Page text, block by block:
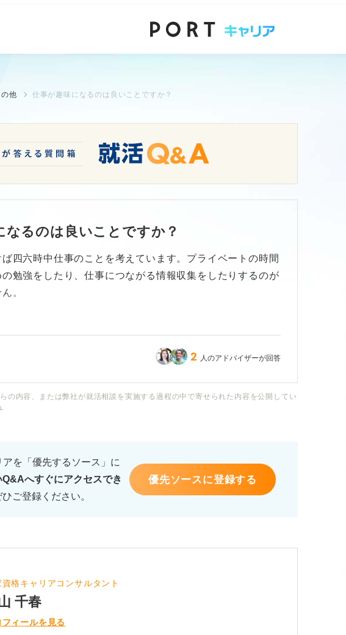
の他 仕事が趣味になるのは良いことですか？
なるのは良いことですか？
四六時中仕事のことを考えています。プライベートの時間
勉強をしたり、仕事につながる情報収集をしたりするのが
。
界線があいまいになっている現状は、専門家から見てどう
態を健全に保つためには、どんなことに気をつければ良
2 人のアドバイザーが回答
の内容、または弊社が就活相談を実施する過程の中で寄せられた内容を公開してい
を「優先するソース」に
Q&Aへすぐにアクセスでき
ご登録ください。
優先ソースに登録する
資格キャリアコンサルタント
千春
フィールを見る